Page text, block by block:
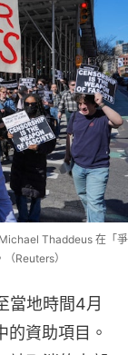
Thaddeus 在「爭
Reuters）
當地時間4月
資助項目。